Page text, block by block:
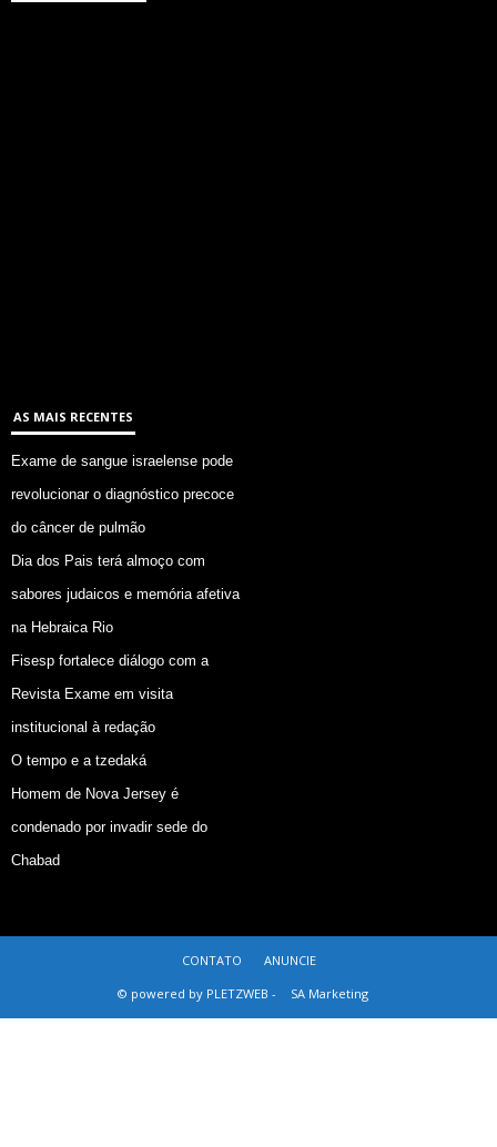
AS MAIS RECENTES
Exame de sangue israelense pode
revolucionar o diagnóstico precoce
do câncer de pulmão
Dia dos Pais terá almoço com
sabores judaicos e memória afetiva
na Hebraica Rio
Fisesp fortalece diálogo com a
Revista Exame em visita
institucional à redação
O tempo e a tzedaká
Homem de Nova Jersey é
condenado por invadir sede do
Chabad
CONTATO
ANUNCIE
© powered by PLETZWEB -
SA Marketing